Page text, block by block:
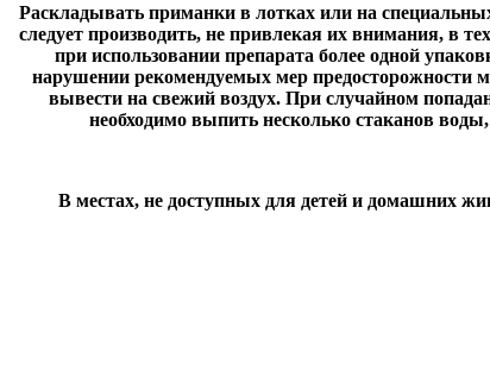
Раскладывать приманки в лотках или на
следует производить, не привлекая их внимания, в
при использовании препарата более одной
нарушении рекомендуемых мер предосторожности
вывести на свежий воздух. При случайном
необходимо выпить несколько стаканов
В местах, не доступных для детей и домашних